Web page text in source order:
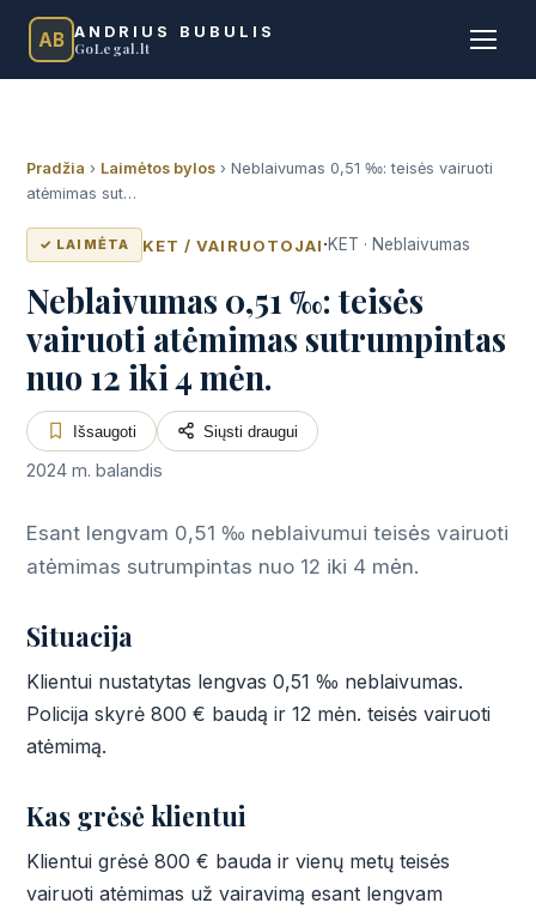
AB ANDRIUS BUBULIS
GoLegal.lt
Pradžia › Laimėtos bylos › Neblaivumas 0,51 ‰: teisės vairuoti
atėmimas sut…
✓ LAIMĖTA KET / VAIRUOTOJAI·KET · Neblaivumas
Neblaivumas 0,51 ‰: teisės
vairuoti atėmimas sutrumpintas
nuo 12 iki 4 mėn.
Išsaugoti Siųsti draugui
2024 m. balandis
Esant lengvam 0,51 ‰ neblaivumui teisės vairuoti
atėmimas sutrumpintas nuo 12 iki 4 mėn.
Situacija
Klientui nustatytas lengvas 0,51 ‰ neblaivumas.
Policija skyrė 800 € baudą ir 12 mėn. teisės vairuoti
atėmimą.
Kas grėsė klientui
Klientui grėsė 800 € bauda ir vienų metų teisės
vairuoti atėmimas už vairavimą esant lengvam